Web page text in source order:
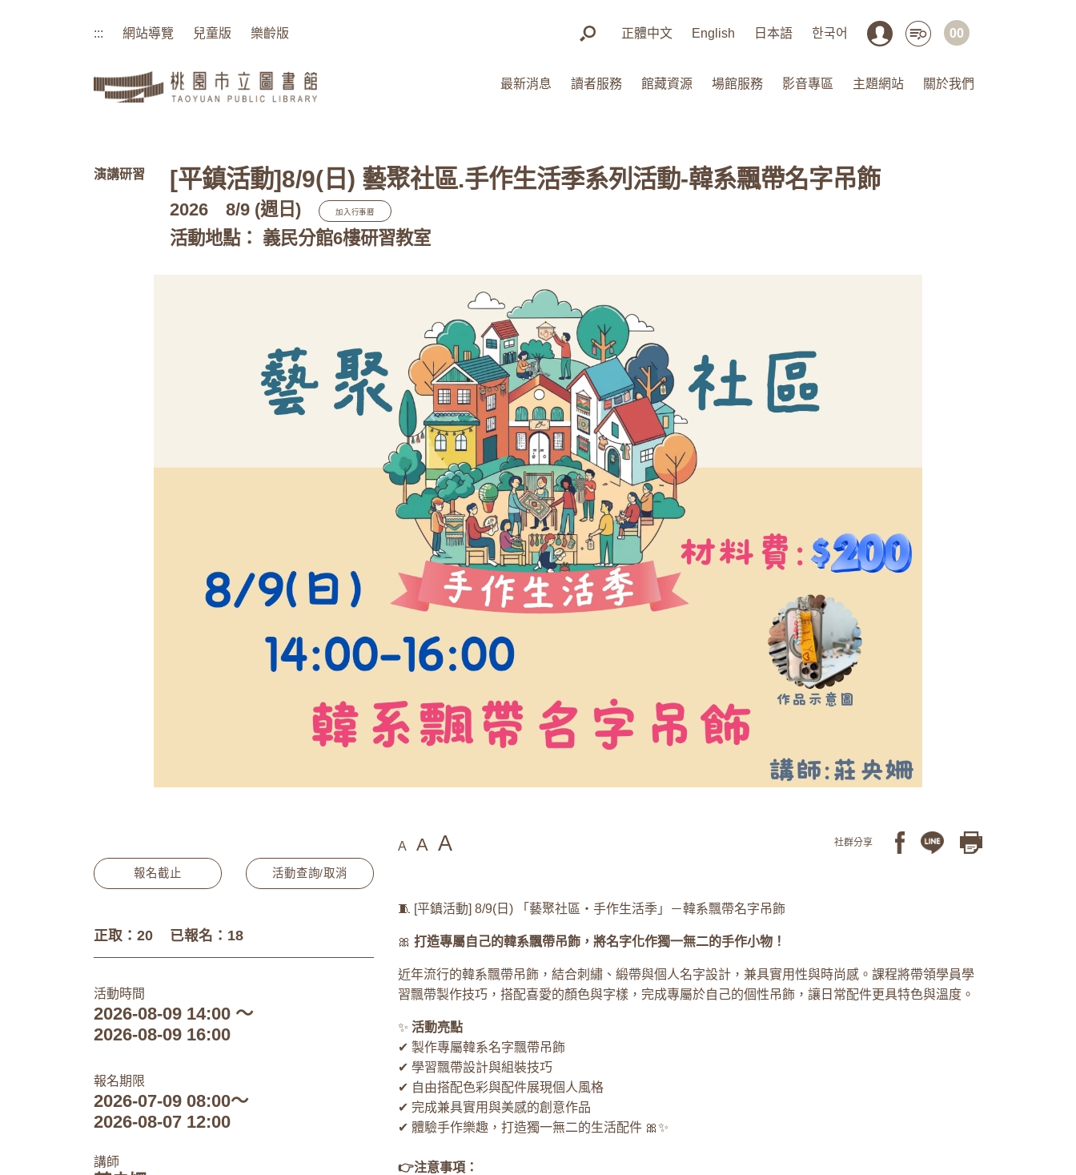
::: 網站導覽 兒童版 樂齡版 正體中文 English 日本語 한국어 00
最新消息 讀者服務 館藏資源 場館服務 影音專區 主題網站 關於我們
演講研習 [平鎮活動]8/9(日) 藝聚社區.手作生活季系列活動-韓系飄帶名字吊飾
2026 8/9 (週日) 加入行事曆
活動地點： 義民分館6樓研習教室
報名截止 活動查詢/取消
正取：20 已報名：18
活動時間
2026-08-09 14:00 ～
2026-08-09 16:00
報名期限
2026-07-09 08:00～
2026-08-07 12:00
講師
A A A 社群分享
🧵 [平鎮活動] 8/9(日) 「藝聚社區・手作生活季」－韓系飄帶名字吊飾
🎀 打造專屬自己的韓系飄帶吊飾，將名字化作獨一無二的手作小物！
近年流行的韓系飄帶吊飾，結合刺繡、緞帶與個人名字設計，兼具實用性與時尚感。課程將帶領學員學
習飄帶製作技巧，搭配喜愛的顏色與字樣，完成專屬於自己的個性吊飾，讓日常配件更具特色與溫度。
✨ 活動亮點
✔ 製作專屬韓系名字飄帶吊飾
✔ 學習飄帶設計與組裝技巧
✔ 自由搭配色彩與配件展現個人風格
✔ 完成兼具實用與美感的創意作品
✔ 體驗手作樂趣，打造獨一無二的生活配件 🎀✨
👉️注意事項：